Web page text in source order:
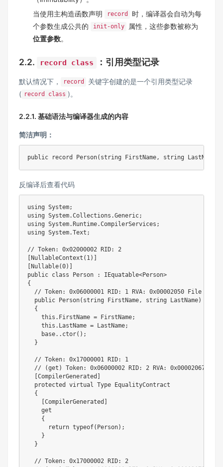
当使用主构造函数声明
record
时，编译器会自动为每
个参数生成公共的
init-only
属性，这些参数被称为
位置参数。
2.2. record class ：引用类型记录
默认情况下， record
关键字创建的是一个引用类型记录
( record class )。
2.2.1. 基础语法与编译器生成的内容
简洁声明：
反编译后查看代码
using System;
using System.Collections.Generic;
using System.Runtime.CompilerServices;
using System.Text;
// Token: 0x02000002 RID: 2
[NullableContext(1)]
[Nullable(0)]
public class Person : IEquatable<Person>
{
// Token: 0x06000001 RID: 1 RVA: 0x00002050 File
  public Person(string FirstName, string LastName)
  {
    this.FirstName = FirstName;
    this.LastName = LastName;
    base..ctor();
  }
  // Token: 0x17000001 RID: 1
// (get) Token: 0x06000002 RID: 2 RVA: 0x00002067
  [CompilerGenerated]
  protected virtual Type EqualityContract
  {
    [CompilerGenerated]
    get
    {
      return typeof(Person);
    }
  }
  // Token: 0x17000002 RID: 2